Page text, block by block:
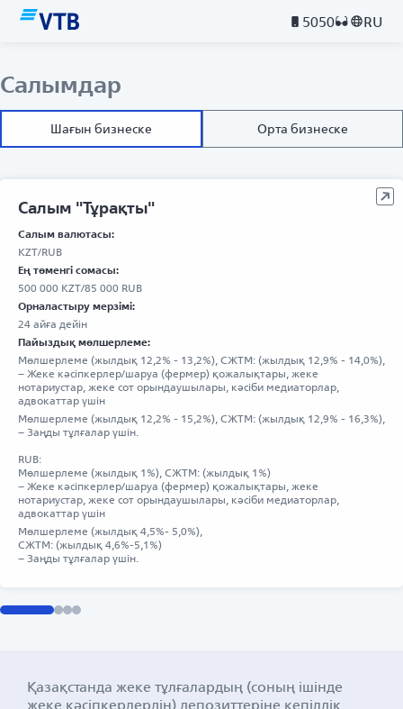
5050 RU
Салымдар
Шағын бизнеске Орта бизнеске
Салым "Тұрақты"
Салым валютасы:
KZT/RUB
Ең төменгі сомасы:
500 000 KZT/85 000 RUB
Орналастыру мерзімі:
24 айға дейін
Пайыздық мөлшерлеме:
Мөлшерлеме (жылдық 12,2% - 13,2%), СЖТМ: (жылдық 12,9% - 14,0%),
– Жеке кәсіпкерлер/шаруа (фермер) қожалықтары, жеке
нотариустар, жеке сот орындаушылары, кәсіби медиаторлар,
адвокаттар үшін
Мөлшерлеме (жылдық 12,2% - 15,2%), СЖТМ: (жылдық 12,9% - 16,3%),
– Заңды тұлғалар үшін.
RUB:
Мөлшерлеме (жылдық 1%), СЖТМ: (жылдық 1%)
– Жеке кәсіпкерлер/шаруа (фермер) қожалықтары, жеке
нотариустар, жеке сот орындаушылары, кәсіби медиаторлар,
адвокаттар үшін
Мөлшерлеме (жылдық 4,5%- 5,0%),
СЖТМ: (жылдық 4,6%-5,1%)
– Заңды тұлғалар үшін.
Қазақстанда жеке тұлғалардың (соның ішінде
жеке кәсіпкерлердің) депозиттеріне кепілдік